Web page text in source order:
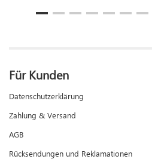
Für Kunden
Datenschutzerklärung
Zahlung & Versand
AGB
Rücksendungen und Reklamationen